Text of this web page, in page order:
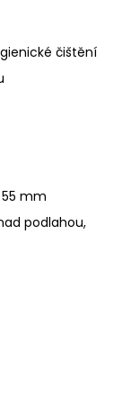
čištění
mm
podlahou,